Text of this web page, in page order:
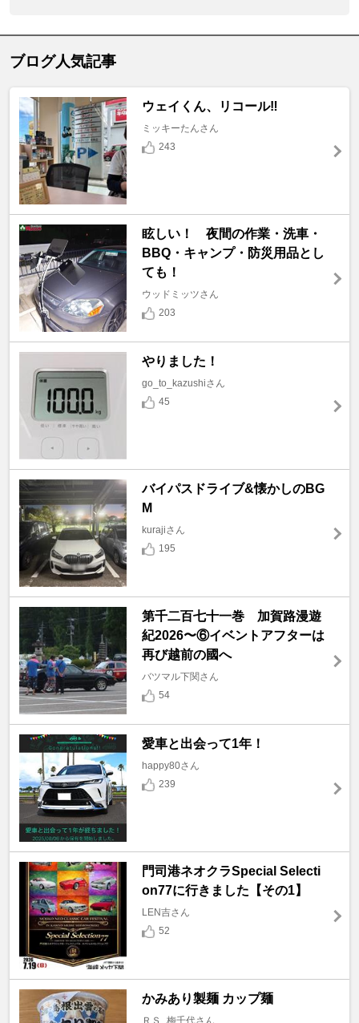
ブログ人気記事
ウェイくん、リコール‼️
ミッキーたんさん
243
眩しい！ 夜間の作業・洗車・
BBQ・キャンプ・防災用品とし
ても！
ウッドミッツさん
203
やりました！
go_to_kazushiさん
45
バイパスドライブ&懐かしのBG
M
kurajiさん
195
第千二百七十一巻 加賀路漫遊
紀2026〜⑥イベントアフターは
再び越前の國へ
バツマル下関さん
54
愛車と出会って1年！
happy80さん
239
門司港ネオクラSpecial Selecti
on77に行きました【その1】
LEN吉さん
52
かみあり製麺 カップ麺